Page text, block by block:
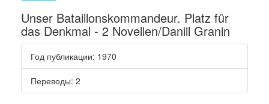
Unser Bataillonskommandeur. Platz für
das Denkmal - 2 Novellen/Daniil Granin
Год публикации: 1970
Переводы: 2